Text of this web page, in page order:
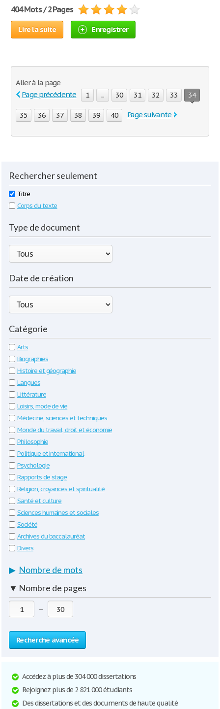
404 Mots / 2 Pages
Lire la suite Enregistrer
Aller à la page
Page précédente
1 ... 30 31 32 33 34
35 36 37 38 39 40 Page suivante
Rechercher seulement
Titre
Corps du texte
Type de document
Date de création
Catégorie
Arts
Biographies
Histoire et géographie
Langues
Littérature
Loisirs, mode de vie
Médecine, sciences et techniques
Monde du travail, droit et économie
Philosophie
Politique et international
Psychologie
Rapports de stage
Religion, croyances et spiritualité
Santé et culture
Sciences humaines et sociales
Société
Archives du baccalauréat
Divers
▶ Nombre de mots
▼ Nombre de pages
—
Recherche avancée
Accédez à plus de 304 000 dissertations
Rejoignez plus de 2 821 000 étudiants
Des dissertations et des documents de haute qualité